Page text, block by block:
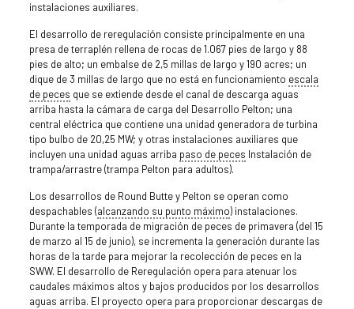
instalaciones auxiliares.
El desarrollo de reregulación consiste principalmente en una
presa de terraplén rellena de rocas de 1.067 pies de largo y 88
pies de alto; un embalse de 2,5 millas de largo y 190 acres; un
dique de 3 millas de largo que no está en funcionamiento escala
de peces que se extiende desde el canal de descarga aguas
arriba hasta la cámara de carga del Desarrollo Pelton; una
central eléctrica que contiene una unidad generadora de turbina
tipo bulbo de 20,25 MW; y otras instalaciones auxiliares que
incluyen una unidad aguas arriba paso de peces Instalación de
trampa/arrastre (trampa Pelton para adultos).
Los desarrollos de Round Butte y Pelton se operan como
despachables (alcanzando su punto máximo) instalaciones.
Durante la temporada de migración de peces de primavera (del 15
de marzo al 15 de junio), se incrementa la generación durante las
horas de la tarde para mejorar la recolección de peces en la
SWW. El desarrollo de Reregulación opera para atenuar los
caudales máximos altos y bajos producidos por los desarrollos
aguas arriba. El proyecto opera para proporcionar descargas de